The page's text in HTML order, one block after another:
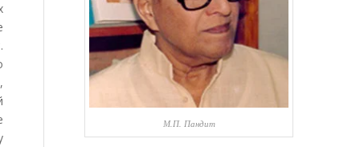
М.П. Пандит